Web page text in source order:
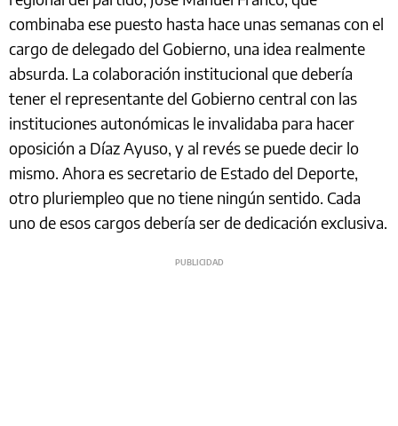
combinaba ese puesto hasta hace unas semanas con el
cargo de delegado del Gobierno, una idea realmente
absurda. La colaboración institucional que debería
tener el representante del Gobierno central con las
instituciones autonómicas le invalidaba para hacer
oposición a Díaz Ayuso, y al revés se puede decir lo
mismo. Ahora es secretario de Estado del Deporte,
otro pluriempleo que no tiene ningún sentido. Cada
uno de esos cargos debería ser de dedicación exclusiva.